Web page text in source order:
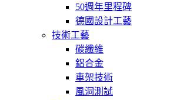
50週年里程碑
德國設計工藝
技術工藝
碳纖維
鋁合金
車架技術
風洞測試